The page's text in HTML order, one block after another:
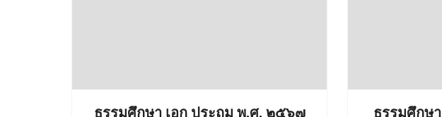
ธรรมศึกษา เอก ประถม พ.ศ. ๒๕๖๗ ธรรมศึกษ